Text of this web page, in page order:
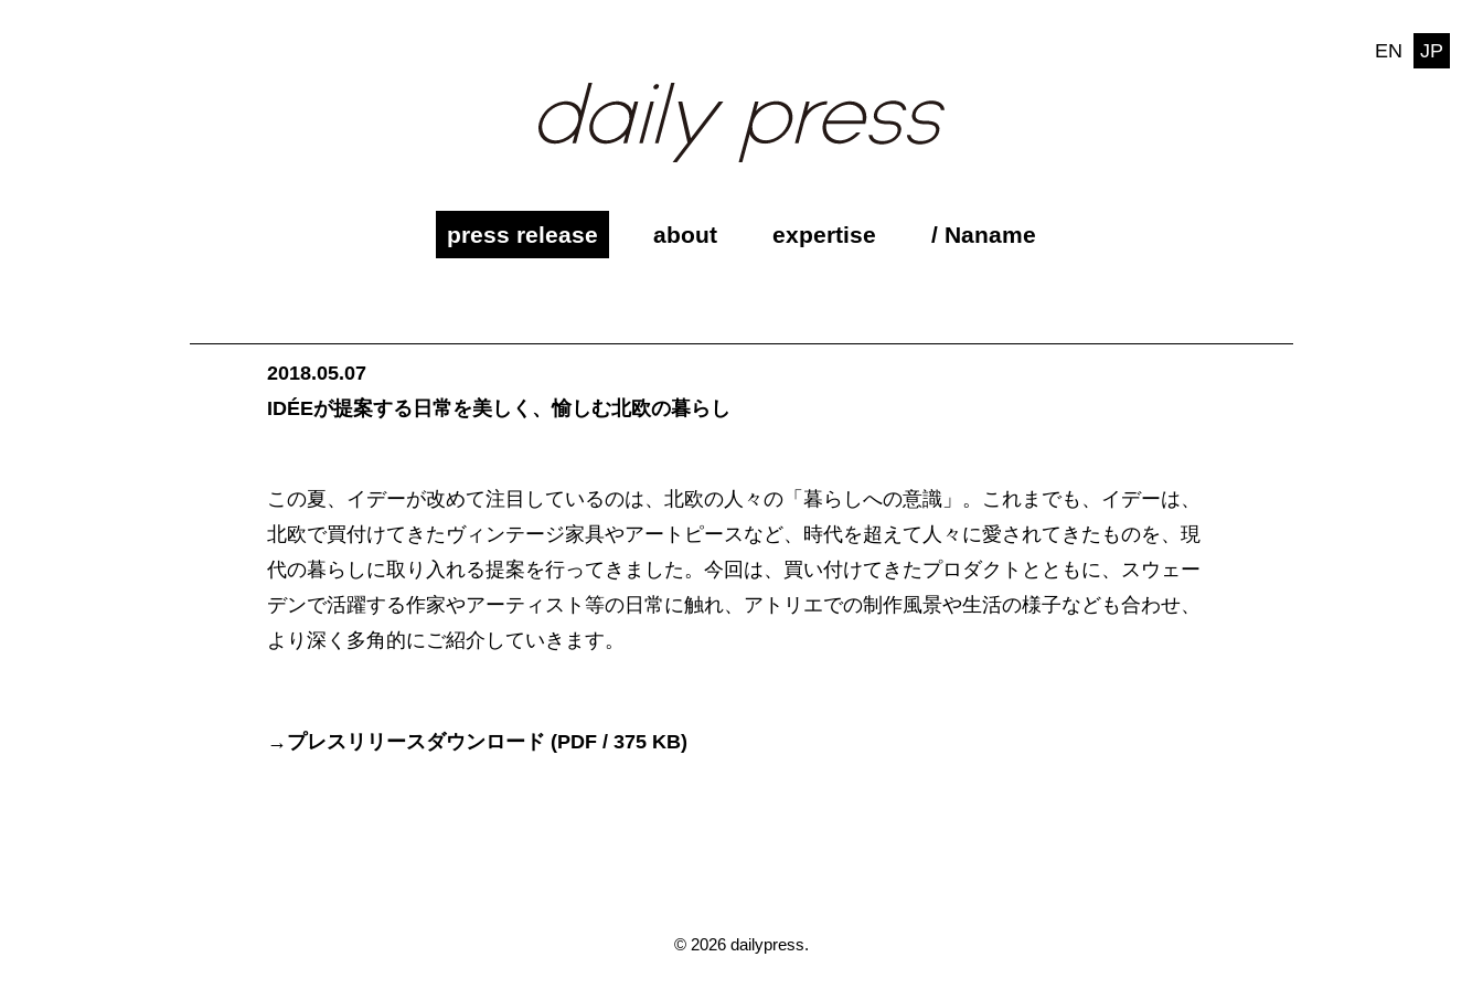
EN JP
press release about expertise / Naname
2018.05.07
IDÉEが提案する日常を美しく、愉しむ北欧の暮らし
この夏、イデーが改めて注目しているのは、北欧の人々の「暮らしへの意識」。これまでも、イデーは、
北欧で買付けてきたヴィンテージ家具やアートピースなど、時代を超えて人々に愛されてきたものを、現
代の暮らしに取り入れる提案を行ってきました。今回は、買い付けてきたプロダクトとともに、スウェー
デンで活躍する作家やアーティスト等の日常に触れ、アトリエでの制作風景や生活の様子なども合わせ、
より深く多角的にご紹介していきます。
→ プレスリリースダウンロード (PDF / 375 KB)
© 2026 dailypress.